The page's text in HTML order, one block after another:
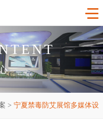
——
> 宁夏禁毒防艾展馆多媒体设